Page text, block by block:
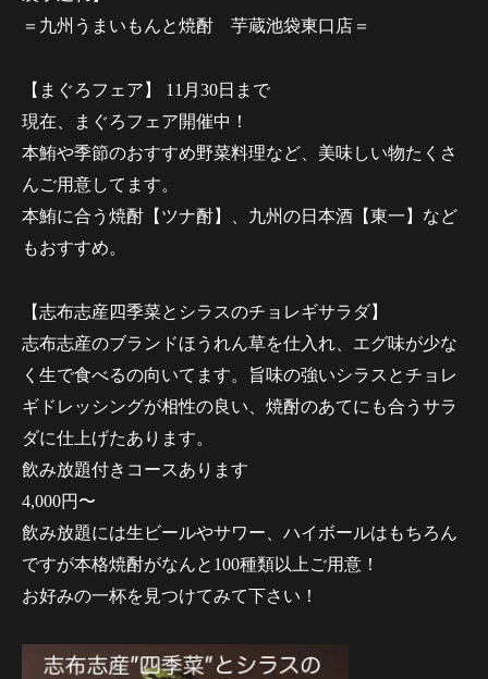
＝九州うまいもんと焼酎 芋蔵池袋東口店＝
【まぐろフェア】 11月30日まで
現在、まぐろフェア開催中！
本鮪や季節のおすすめ野菜料理など、美味しい物たくさ
んご用意してます。
本鮪に合う焼酎【ツナ酎】、九州の日本酒【東一】など
もおすすめ。
【志布志産四季菜とシラスのチョレギサラダ】
志布志産のブランドほうれん草を仕入れ、エグ味が少な
く生で食べるの向いてます。旨味の強いシラスとチョレ
ギドレッシングが相性の良い、焼酎のあてにも合うサラ
ダに仕上げたあります。
飲み放題付きコースあります
4,000円〜
飲み放題には生ビールやサワー、ハイボールはもちろん
ですが本格焼酎がなんと100種類以上ご用意！
お好みの一杯を見つけてみて下さい！